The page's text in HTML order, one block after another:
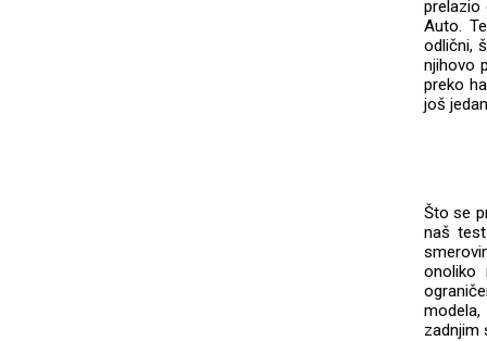
prelazio
Auto.
odlični,
njihovo
preko
još
Što se
naš
onoliko
zadnjim